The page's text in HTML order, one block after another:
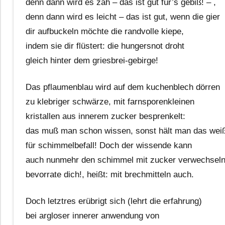
denn dann wird es zäh – das ist gut für’s gebiß! – ,
denn dann wird es leicht – das ist gut, wenn die gier
dir aufbuckeln möchte die randvolle kiepe,
indem sie dir flüstert: die hungersnot droht
gleich hinter dem griesbrei-gebirge!
Das pflaumenblau wird auf dem kuchenblech dörren
zu klebriger schwärze, mit farnsporenkleinen
kristallen aus innerem zucker besprenkelt:
das muß man schon wissen, sonst hält man das
für schimmelbefall! Doch der wissende kann
auch nunmehr den schimmel mit zucker
bevorrate dich!, heißt: mit brechmitteln auch.
Doch letztres erübrigt sich (lehrt die erfahrung)
bei argloser innerer anwendung von